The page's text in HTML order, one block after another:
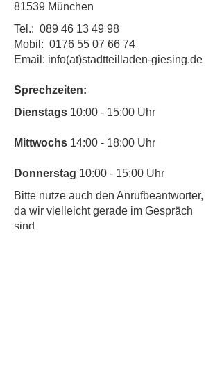
81539 München
Tel.: 089 46 13 49 98
Mobil: 0176 55 07 66 74
Email: info(at)stadtteilladen-giesing.de
Sprechzeiten:
​Dienstags 10:00 - 15:00 Uhr
Mittwochs 14:00 - 18:00 Uhr
Donnerstag 10:00 - 15:00 Uhr
​Bitte nutze auch den Anrufbeantworter,
da wir vielleicht gerade im Gespräch
sind.